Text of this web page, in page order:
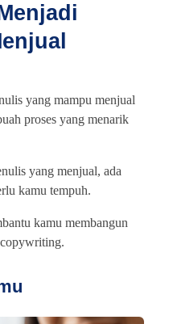
yang mampu menjual
proses yang menarik
yang menjual, ada
kamu tempuh.
kamu membangun